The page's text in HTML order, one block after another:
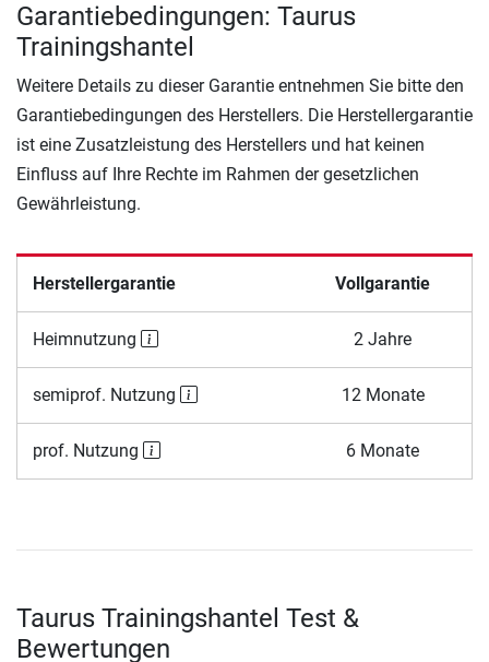
Garantiebedingungen: Taurus
Trainingshantel
Weitere Details zu dieser Garantie entnehmen Sie bitte den
Garantiebedingungen des Herstellers. Die Herstellergarantie
ist eine Zusatzleistung des Herstellers und hat keinen
Einfluss auf Ihre Rechte im Rahmen der gesetzlichen
Gewährleistung.
Herstellergarantie Vollgarantie
Heimnutzung 2 Jahre
semiprof. Nutzung 12 Monate
prof. Nutzung 6 Monate
Taurus Trainingshantel Test &
Bewertungen